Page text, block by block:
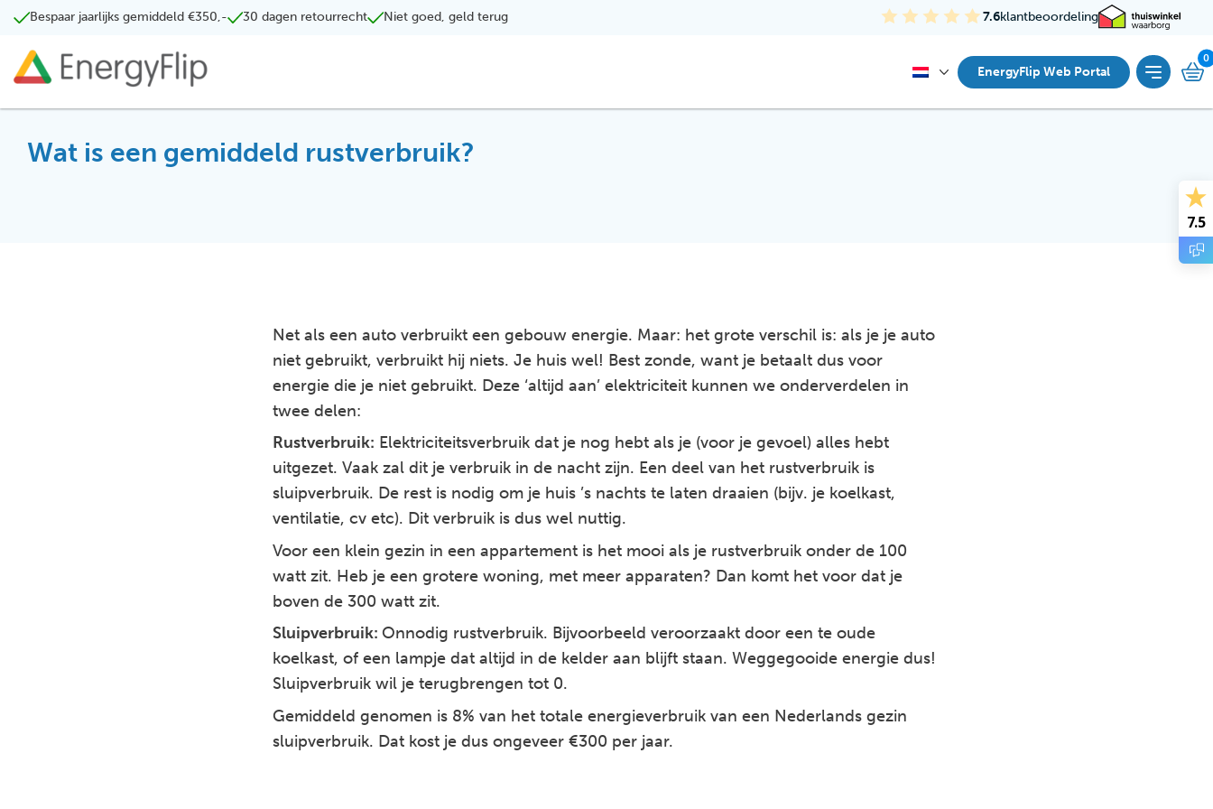
Bespaar jaarlijks gemiddeld €350,- 30 dagen retourrecht Niet goed, geld terug 7.6klantbeoordeling
EnergyFlip Web Portal
Wat is een gemiddeld rustverbruik?
Net als een auto verbruikt een gebouw energie. Maar: het grote verschil is: als je je auto
niet gebruikt, verbruikt hij niets. Je huis wel! Best zonde, want je betaalt dus voor
energie die je niet gebruikt. Deze ‘altijd aan’ elektriciteit kunnen we onderverdelen in
twee delen:
Rustverbruik: Elektriciteitsverbruik dat je nog hebt als je (voor je gevoel) alles hebt
uitgezet. Vaak zal dit je verbruik in de nacht zijn. Een deel van het rustverbruik is
sluipverbruik. De rest is nodig om je huis ’s nachts te laten draaien (bijv. je koelkast,
ventilatie, cv etc). Dit verbruik is dus wel nuttig.
Voor een klein gezin in een appartement is het mooi als je rustverbruik onder de 100
watt zit. Heb je een grotere woning, met meer apparaten? Dan komt het voor dat je
boven de 300 watt zit.
Sluipverbruik: Onnodig rustverbruik. Bijvoorbeeld veroorzaakt door een te oude
koelkast, of een lampje dat altijd in de kelder aan blijft staan. Weggegooide energie dus!
Sluipverbruik wil je terugbrengen tot 0.
Gemiddeld genomen is 8% van het totale energieverbruik van een Nederlands gezin
sluipverbruik. Dat kost je dus ongeveer €300 per jaar.
7.5